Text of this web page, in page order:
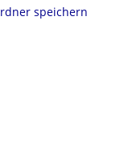
speichern